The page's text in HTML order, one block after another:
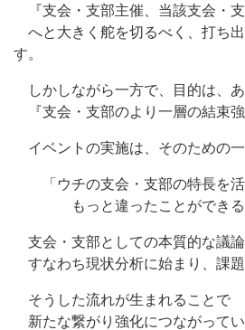
『支会・支部主催、当該支会・支
へと大きく舵を切るべく、打ち
す。
しかしながら一方で、目的は、
『支会・支部のより一層の結束強
イベントの実施は、そのための一
「ウチの支会・支部の特長を活
もっと違ったことができる
支会・支部としての本質的な議論
すなわち現状分析に始まり、課
そうした流れが生まれることで
新たな繋がり強化につながって